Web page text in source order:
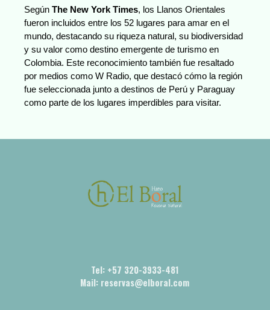
Según The New York Times, los Llanos Orientales
fueron incluidos entre los 52 lugares para amar en el
mundo, destacando su riqueza natural, su biodiversidad
y su valor como destino emergente de turismo en
Colombia. Este reconocimiento también fue resaltado
por medios como W Radio, que destacó cómo la región
fue seleccionada junto a destinos de Perú y Paraguay
como parte de los lugares imperdibles para visitar.
Tel: +57 320-3933-481
Mail: reservas@elboral.com